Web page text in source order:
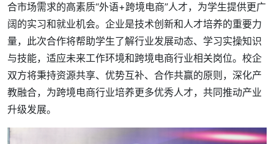
合市场需求的高素质“外语+跨境电商”人才，为学生提供更广
阔的实习和就业机会。企业是技术创新和人才培养的重要力
量，此次合作将帮助学生了解行业发展动态、学习实操知识
与技能，适应未来工作环境和跨境电商行业相关岗位。校企
双方将秉持资源共享、优势互补、合作共赢的原则，深化产
教融合，为跨境电商行业培养更多优秀人才，共同推动产业
升级发展。